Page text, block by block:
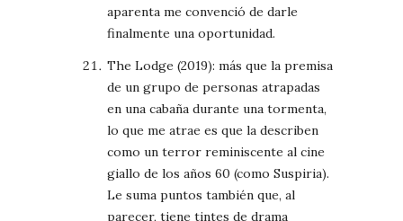
aparenta me convenció de darle
finalmente una oportunidad.
The Lodge (2019): más que la premisa
de un grupo de personas atrapadas
en una cabaña durante una tormenta,
lo que me atrae es que la describen
como un terror reminiscente al cine
giallo de los años 60 (como Suspiria).
Le suma puntos también que, al
parecer, tiene tintes de drama